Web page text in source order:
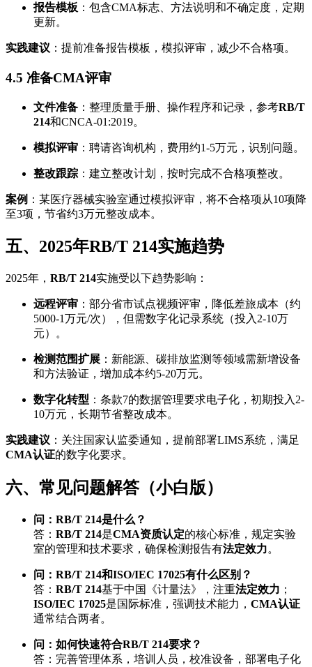
报告模板 ：包含CMA标志、方法说明和不确定度，定期
更新。
实践建议 ：提前准备报告模板，模拟评审，减少不合格项。
4.5 准备CMA评审
文件准备 ：整理质量手册、操作程序和记录，参考RB/T
214和CNCA-01:2019。
模拟评审 ：聘请咨询机构，费用约1-5万元，识别问题。
整改跟踪 ：建立整改计划，按时完成不合格项整改。
案例 ：某医疗器械实验室通过模拟评审，将不合格项从10项降
至3项，节省约3万元整改成本。
五、2025年RB/T 214实施趋势
2025年， RB/T 214实施受以下趋势影响：
远程评审 ：部分省市试点视频评审，降低差旅成本（约
5000-1万元/次），但需数字化记录系统（投入2-10万
元）。
检测范围扩展 ：新能源、碳排放监测等领域需新增设备
和方法验证，增加成本约5-20万元。
数字化转型 ：条款7的数据管理要求电子化，初期投入2-
10万元，长期节省整改成本。
实践建议 ：关注国家认监委通知，提前部署LIMS系统，满足
CMA认证的数字化要求。
六、常见问题解答（小白版）
问：RB/T 214是什么？
答： RB/T 214是CMA资质认定的核心标准，规定实验
室的管理和技术要求，确保检测报告有法定效力。
问：RB/T 214和ISO/IEC 17025有什么区别？
答： RB/T 214基于中国《计量法》，注重法定效力 ；
ISO/IEC 17025是国际标准，强调技术能力， CMA认证
通常结合两者。
问：如何快速符合RB/T 214要求？
答：完善管理体系，培训人员，校准设备，部署电子化